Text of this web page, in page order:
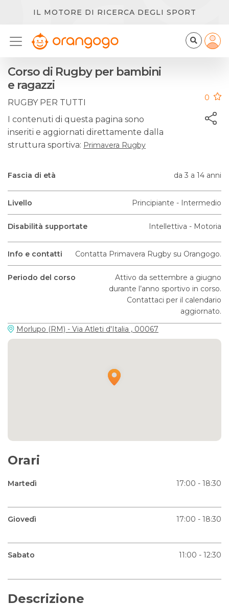
IL MOTORE DI RICERCA DEGLI SPORT
Corso di Rugby per bambini
e ragazzi
RUGBY PER TUTTI
I contenuti di questa pagina sono
inseriti e aggiornati direttamente dalla
struttura sportiva: Primavera Rugby
0
Fascia di età da 3 a 14 anni
Livello Principiante - Intermedio
Disabilità supportate Intellettiva - Motoria
Info e contatti Contatta Primavera Rugby su Orangogo.
Periodo del corso
Attivo da settembre a giugno
durante l’anno sportivo in corso.
Contattaci per il calendario
aggiornato.
Morlupo (RM) - Via Atleti d'Italia , 00067
Orari
Martedì 17:00 - 18:30
Giovedì 17:00 - 18:30
Sabato 11:00 - 12:30
Descrizione